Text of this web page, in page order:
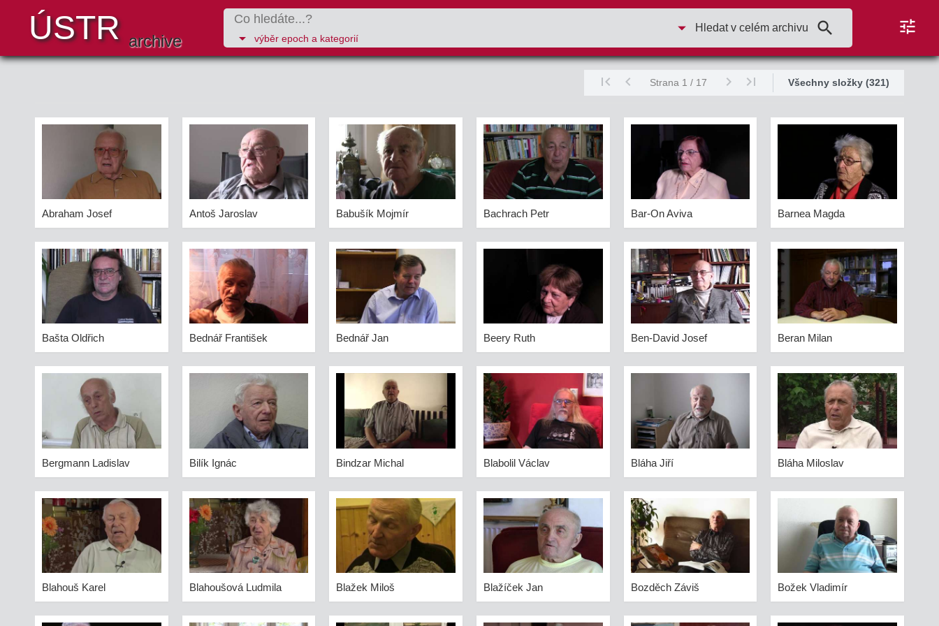
ÚSTR archive arrow_drop_down výběr epoch a kategorií
arrow_drop_down Hledat v celém archivu search tune
first_page chevron_left Strana 1 / 17 chevron_right last_page Všechny složky (321)
Abraham Josef Antoš Jaroslav Babušík Mojmír Bachrach Petr Bar-On Aviva Barnea Magda
Bašta Oldřich Bednář František Bednář Jan Beery Ruth Ben-David Josef Beran Milan
Bergmann Ladislav Bilík Ignác Bindzar Michal Blabolil Václav Bláha Jiří Bláha Miloslav
Blahouš Karel Blahoušová Ludmila Blažek Miloš Blažíček Jan Bozděch Záviš Božek Vladimír